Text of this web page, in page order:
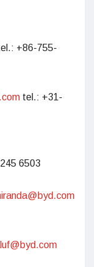
+86-755-
tel.: +31-
6503